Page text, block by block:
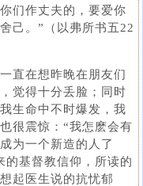
们作丈夫的，要爱你
己。”（以弗所书五22
直在想昨晚在朋友们
觉得十分丢脸；同时
生命中不时爆发，我
很震惊：“我怎麽会有
为一个新造的人了
的基督教信仰，所读的
起医生说的抗忧郁